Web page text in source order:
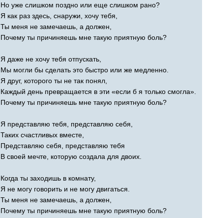
Но уже слишком поздно или еще слишком рано?
Я как раз здесь, снаружи, хочу тебя,
Ты меня не замечаешь, а должен,
Почему ты причиняешь мне такую приятную боль?
Я даже не хочу тебя отпускать,
Мы могли бы сделать это быстро или же медленно.
Я друг, которого ты не так понял,
Каждый день превращается в эти «если б я только смогла».
Почему ты причиняешь мне такую приятную боль?
Я представляю тебя, представляю себя,
Таких счастливых вместе,
Представляю себя, представляю тебя
В своей мечте, которую создала для двоих.
Когда ты заходишь в комнату,
Я не могу говорить и не могу двигаться.
Ты меня не замечаешь, а должен,
Почему ты причиняешь мне такую приятную боль?